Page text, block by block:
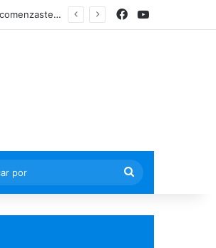
Actualmente, existen dos regímenes para pensionarte y se determinan de acuerdo a la fecha en que comenzaste tus cotizaciones ante el IMSS Facebook
Buscar
por